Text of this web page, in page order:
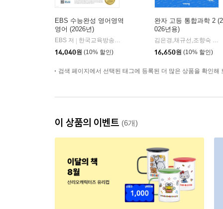
EBS 수능완성 영어영역
영어 (2026년)
EBS 저
한국교육방송공사
14,040원 (10% 할인)
완자 고등 통합과학 2 (2
026년용)
김은경,채규선,조향숙 등저
16,650원 (10% 할인)
검색 페이지에서 선택된 태그에 등록된 더 많은 상품을 확인해
이 상품의 이벤트 (6개)